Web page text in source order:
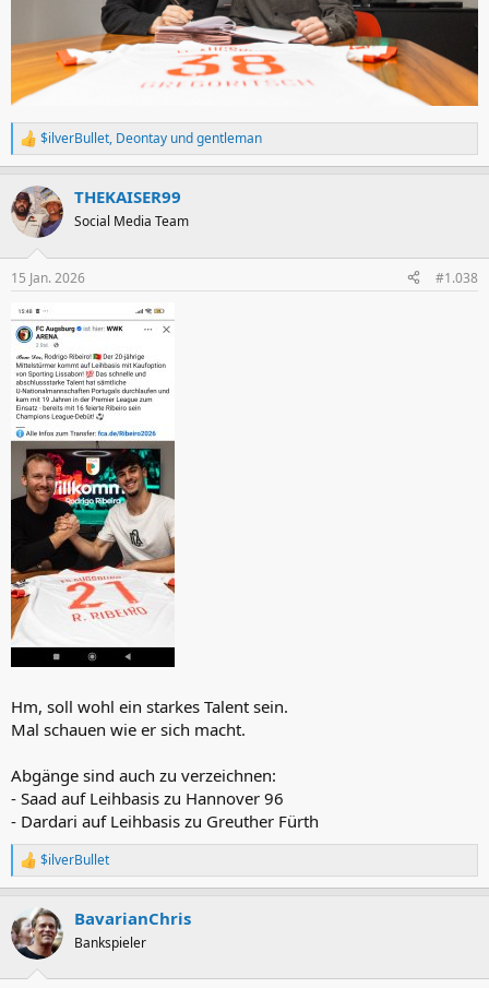
R
e
k
t
i
e
:
$ilverBullet, Deontay undgentleman
THEKAISER99
Social Media Team
15 Jan. 2026 #1.038
Hm, soll wohl ein starkes Talent sein.
Mal schauen wie er sich macht.
Abgänge sind auch zu verzeichnen:
- Saad auf Leihbasis zu Hannover 96
- Dardari auf Leihbasis zu Greuther Fürth
R
e
k
t
i
$ilverBullet
BavarianChris
Bankspieler